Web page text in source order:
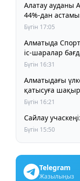
Алатау ауданы
44%-дан
Бүгін 17:05
Алматыда
іс-шаралар
Бүгін 16:31
Алматыдағы
қатысуға
Бүгін 16:21
Сайлау
Бүгін 15:50
Telegram
Жазылыңыз